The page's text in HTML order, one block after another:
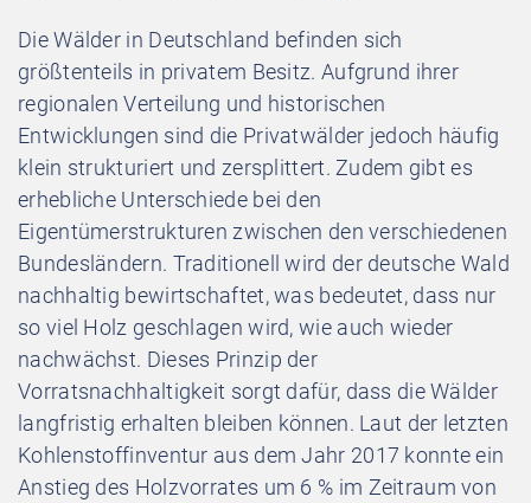
Die Wälder in Deutschland befinden sich
größtenteils in privatem Besitz. Aufgrund ihrer
regionalen Verteilung und historischen
Entwicklungen sind die Privatwälder jedoch häufig
klein strukturiert und zersplittert. Zudem gibt es
erhebliche Unterschiede bei den
Eigentümerstrukturen zwischen den verschiedenen
Bundesländern. Traditionell wird der deutsche Wald
nachhaltig bewirtschaftet, was bedeutet, dass nur
so viel Holz geschlagen wird, wie auch wieder
nachwächst. Dieses Prinzip der
Vorratsnachhaltigkeit sorgt dafür, dass die Wälder
langfristig erhalten bleiben können. Laut der letzten
Kohlenstoffinventur aus dem Jahr 2017 konnte ein
Anstieg des Holzvorrates um 6 % im Zeitraum von